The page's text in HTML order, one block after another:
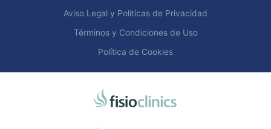
Aviso Legal y Políticas de Privacidad
Términos y Condiciones de Uso
Política de Cookies